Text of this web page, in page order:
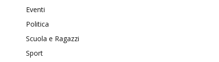
Eventi
Politica
Scuola e Ragazzi
Sport